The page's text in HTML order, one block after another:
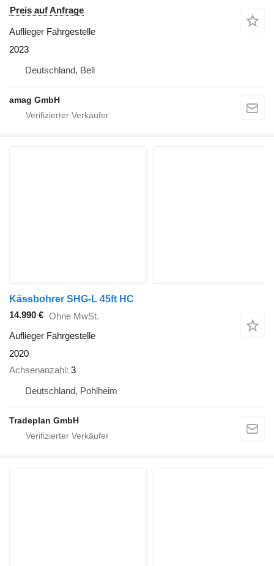
Preis auf Anfrage
Auflieger Fahrgestelle
2023
Deutschland, Bell
amag GmbH
Kässbohrer SHG-L 45ft HC
14.990 € Ohne MwSt.
Auflieger Fahrgestelle
2020
Achsenanzahl 3
Deutschland, Pohlheim
Tradeplan GmbH